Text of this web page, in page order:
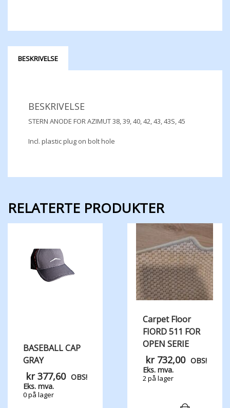
BESKRIVELSE
BESKRIVELSE
STERN ANODE FOR AZIMUT 38, 39, 40, 42, 43, 43S, 45
Incl. plastic plug on bolt hole
RELATERTE PRODUKTER
BASEBALL CAP
GRAY
kr377,60 OBS!
Eks. mva.
0 på lager
Carpet Floor
FIORD 511 FOR
OPEN SERIE
kr732,00 OBS!
Eks. mva.
2 på lager